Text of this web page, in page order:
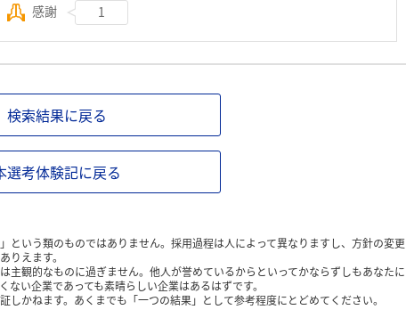
感謝 1
検索結果に戻る
選考体験記に戻る
という類のものではありません。採用過程は人によって異なりますし、方針の変更
りえます。
主観的なものに過ぎません。他人が誉めているからといってかならずしもあなたに
い企業であっても素晴らしい企業はあるはずです。
かねます。あくまでも「一つの結果」として参考程度にとどめてください。